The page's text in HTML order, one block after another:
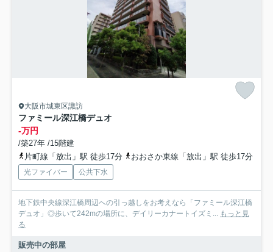
大阪市城東区諏訪
ファミール深江橋デュオ
-万円
/築27年 /15階建
片町線「放出」駅 徒歩17分
おおさか東線「放出」駅 徒歩17分
光ファイバー 公共下水
地下鉄中央線深江橋周辺への引っ越しをお考えなら「ファミール深江橋
デュオ」◎歩いて242mの場所に、デイリーカナートイズミ... もっと見
る
販売中の部屋